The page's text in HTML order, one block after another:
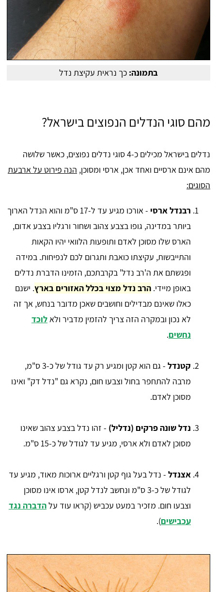
בתמונה: כך נראית עקיצת נדל
מהם סוגי הנדלים הנפוצים בישראל?
נדלים בישראל מכילים כ-4 סוגי נדלים נפוצים, כאשר שלושה
מהם אינם ארסיים ואחד אכן, ארסי ומסוכן, הנה פירוט על ארבעת
הסוגים:
רבנדל ארסי
- אורכו מגיע עד ל-17 ס"מ והוא הנדל הארוך
ביותר במדינה, גופו בצבע צהוב ושחור ורגליו בצבע אדום,
הארס שלו מסוכן לאדם ותופעות הלוואי יהיו הקאות
והתייבשות, עקיצתו כואבת ותגרום לכם לנפיחות. במידה
ופגשתם את ה'רב נדל' בקרבתכם, הזמינו הדברת נדלים
באופן מיידי. הרב נדל מצוי בכלל האזורים בארץ. ישנם
כאלו שאינם מבדילים וחושבים שאכן מדובר בנחש, אך זה
לא נכון ובמקרה הזה צריך להזמין מדביר ולאלוכד
נחשים.
קטנדל
- גם הוא קטן ומגיע רק עד גודל של כ-3 ס"מ,
מרבה להתחפר בחול וצבעו חום, נקרא גם "נדל דק" ואינו
מסוכן לאדם.
נדל שונה פרקים (נדליל) - זהו נדל בצבע צהוב שאינו
מסוכן לאדם ולא ארסי, מגיע עד לגודל של כ-15 ס"מ.
אצנדל - נדל בעל גוף קטן ורגליים ארוכות מאוד, מגיע עד
לגודל של כ-3 ס"מ ונחשב לנדל קטן, ארסו אינו מסוכן
וצבעו חום. מזכיר במעט עכביש (קראו עוד עלהדברה נגד
עכבישים).